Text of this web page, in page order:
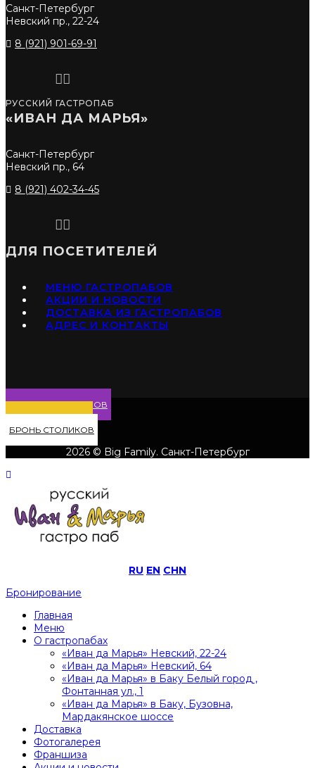
Санкт-Петербург
Невский пр., 22-24
8 (921) 901-69-91
РУССКИЙ ГАСТРОПАБ
«ИВАН ДА МАРЬЯ»
Санкт-Петербург
Невский пр., 64
8 (921) 402-34-45
ДЛЯ ПОСЕТИТЕЛЕЙ
МЕНЮ ГАСТРОПАБОВ
АКЦИИ И НОВОСТИ
ДОСТАВКА ИЗ ГАСТРОПАБОВ
АДРЕС И КОНТАКТЫ
МЕНЮ ГАСТРОПАБОВ
ДОСТАВКА БЛЮД
БРОНЬ СТОЛИКОВ
2026 © Big Family. Санкт-Петербург
RU EN CHN
Бронирование
Главная
Меню
О гастропабах
«Иван да Марья» Невский, 22-24
«Иван да Марья» Невский, 64
«Иван да Марья» в Баку Белый город ,
Фонтанная ул., 1
«Иван да Марья» в Баку, Бузовна,
Мардакянское шоссе
Доставка
Фотогалерея
Франшиза